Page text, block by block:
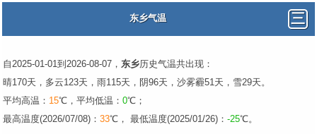
东乡气温
自2025-01-01到2026-08-07， 东乡历史气温共出现：
晴170天，多云123天，雨115天，阴96天，沙雾霾51天，雪29天。
平均高温： 15℃，平均低温： 0℃；
最高温度(2026/07/08)： 33℃， 最低温度(2025/01/26)： -25℃。